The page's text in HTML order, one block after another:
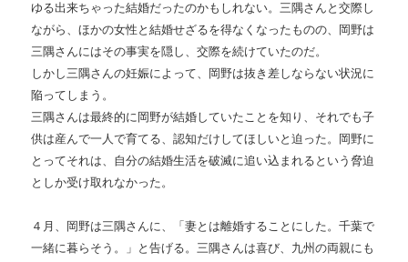
ゆる出来ちゃった結婚だったのかもしれない。三隅さんと交際し
ながら、ほかの女性と結婚せざるを得なくなったものの、岡野は
三隅さんにはその事実を隠し、交際を続けていたのだ。
しかし三隅さんの妊娠によって、岡野は抜き差しならない状況に
陥ってしまう。
三隅さんは最終的に岡野が結婚していたことを知り、それでも子
供は産んで一人で育てる、認知だけしてほしいと迫った。岡野に
とってそれは、自分の結婚生活を破滅に追い込まれるという脅迫
としか受け取れなかった。
４月、岡野は三隅さんに、「妻とは離婚することにした。千葉で
一緒に暮らそう。」と告げる。三隅さんは喜び、九州の両親にも